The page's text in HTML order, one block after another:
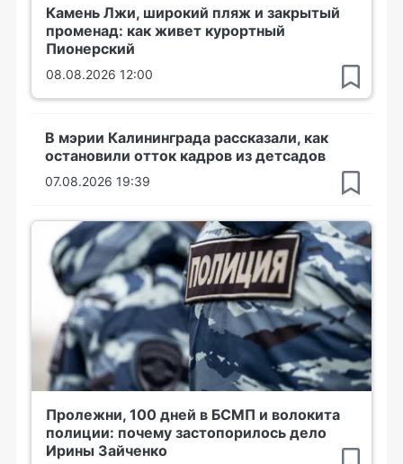
Камень Лжи, широкий пляж и закрытый
променад: как живет курортный
Пионерский
08.08.2026 12:00
В мэрии Калининграда рассказали, как
остановили отток кадров из детсадов
07.08.2026 19:39
Пролежни, 100 дней в БСМП и волокита
полиции: почему застопорилось дело
Ирины Зайченко